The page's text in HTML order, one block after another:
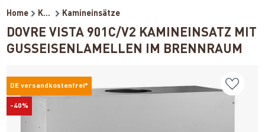
Home Kaminöfen Kamineinsätze
DOVRE VISTA 901C/V2 KAMINEINSATZ MIT
GUSSEISENLAMELLEN IM BRENNRAUM
DE versandkostenfrei*
-40%